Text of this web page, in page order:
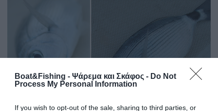
Boat&Fishing - Ψάρεμα και Σκάφος - Do Not
Process My Personal Information
If you wish to opt-out of the sale, sharing to third parties, or